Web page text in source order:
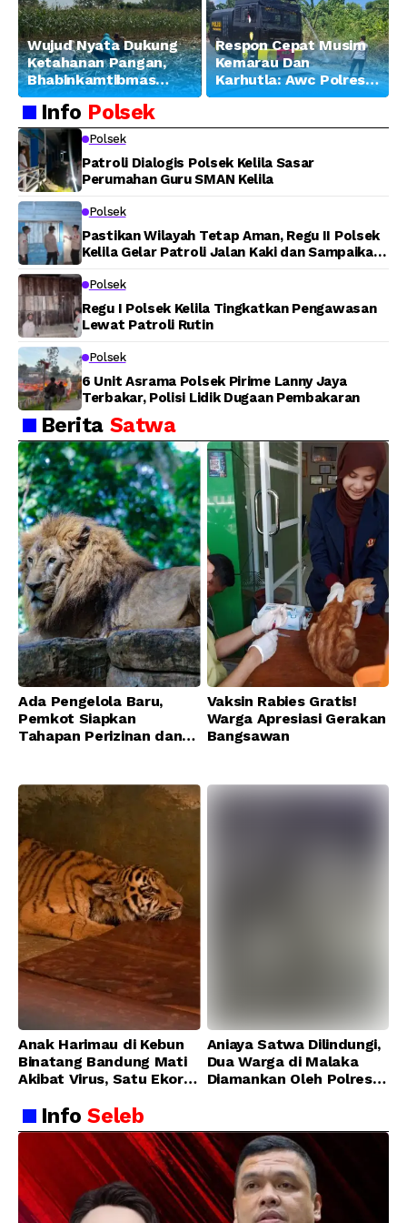
Wujud Nyata Dukung
Ketahanan Pangan,
Bhabinkamtibmas
Banjar Ausoy Turun
Langsung Bantu
Warga Panen Jagung
Respon Cepat Musim
Kemarau Dan
Karhutla: Awc Polres
Teluk Bintuni
Lahan di Jalan Poros
Info Polsek
Polsek
Patroli Dialogis Polsek Kelila Sasar
Perumahan Guru SMAN Kelila
Polsek
Pastikan Wilayah Tetap Aman, Regu II Polsek
Kelila Gelar Patroli Jalan Kaki dan Sampaikan
Polsek
Regu I Polsek Kelila Tingkatkan Pengawasan
Lewat Patroli Rutin
Polsek
6 Unit Asrama Polsek Pirime Lanny Jaya
Terbakar, Polisi Lidik Dugaan Pembakaran
Berita Satwa
Ada Pengelola Baru,
Pemkot Siapkan
Tahapan Perizinan dan
Vaksin Rabies Gratis!
Warga Apresiasi Gerakan
Bangsawan
Anak Harimau di Kebun
Binatang Bandung Mati
Akibat Virus, Satu Ekor
Membaik
Aniaya Satwa Dilindungi,
Dua Warga di Malaka
Diamankan Oleh Polres
InfoSeleb